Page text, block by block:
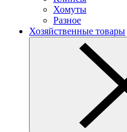
Хомуты
Разное
Хозяйственные товары